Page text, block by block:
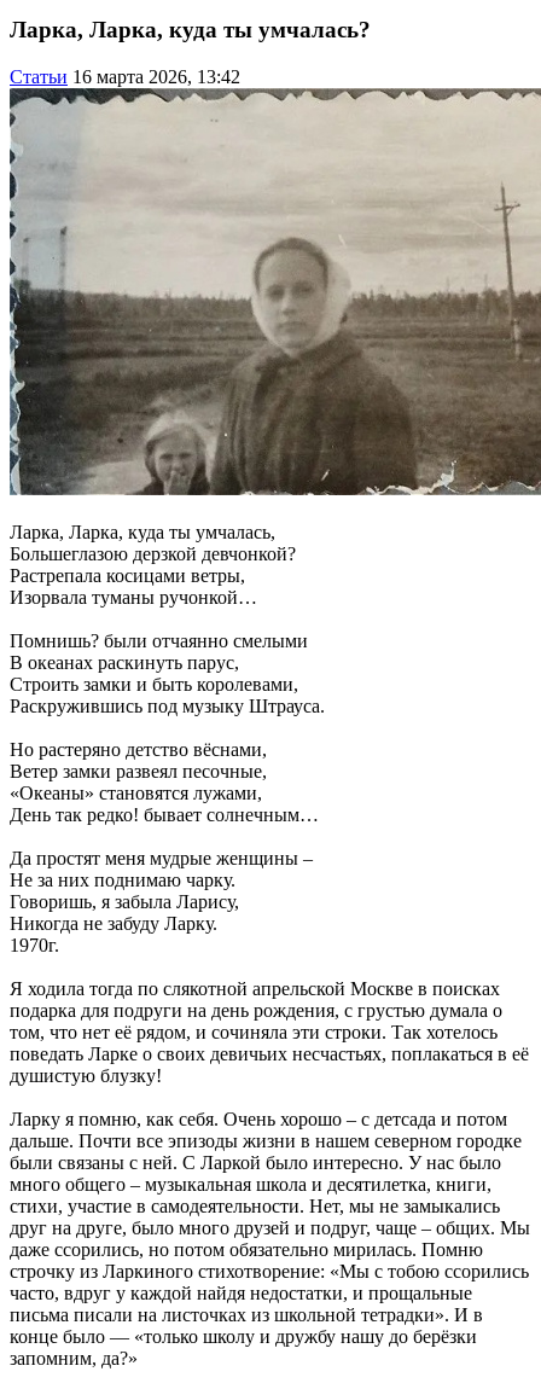
Ларка, Ларка, куда ты умчалась?
Статьи 16 марта 2026, 13:42
Ларка, Ларка, куда ты умчалась,
Большеглазою дерзкой девчонкой?
Растрепала косицами ветры,
Изорвала туманы ручонкой…
Помнишь? были отчаянно смелыми
В океанах раскинуть парус,
Строить замки и быть королевами,
Раскружившись под музыку Штрауса.
Но растеряно детство вёснами,
Ветер замки развеял песочные,
«Океаны» становятся лужами,
День так редко! бывает солнечным…
Да простят меня мудрые женщины –
Не за них поднимаю чарку.
Говоришь, я забыла Ларису,
Никогда не забуду Ларку.
1970г.
Я ходила тогда по слякотной апрельской Москве в поисках
подарка для подруги на день рождения, с грустью думала о
том, что нет её рядом, и сочиняла эти строки. Так хотелось
поведать Ларке о своих девичьих несчастьях, поплакаться в её
душистую блузку!
Ларку я помню, как себя. Очень хорошо – с детсада и потом
дальше. Почти все эпизоды жизни в нашем северном городке
были связаны с ней. С Ларкой было интересно. У нас было
много общего – музыкальная школа и десятилетка, книги,
стихи, участие в самодеятельности. Нет, мы не замыкались
друг на друге, было много друзей и подруг, чаще – общих. Мы
даже ссорились, но потом обязательно мирилась. Помню
строчку из Ларкиного стихотворение: «Мы с тобою ссорились
часто, вдруг у каждой найдя недостатки, и прощальные
письма писали на листочках из школьной тетрадки». И в
конце было — «только школу и дружбу нашу до берёзки
запомним, да?»